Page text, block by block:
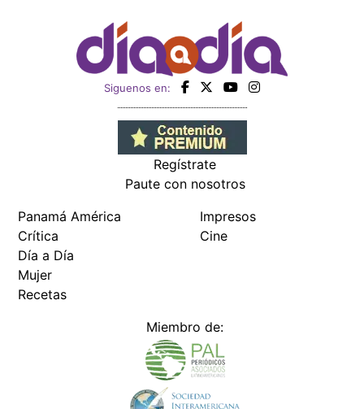
Siguenos en:
Regístrate
Paute con nosotros
Panamá América
Crítica
Día a Día
Mujer
Recetas
Impresos
Cine
Miembro de: